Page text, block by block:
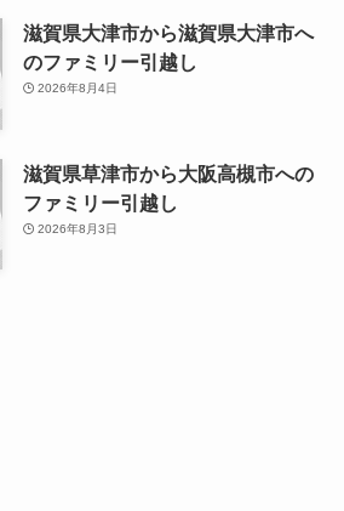
滋賀県大津市から滋賀県大津市へ
のファミリー引越し
2026年8月4日
滋賀県草津市から大阪高槻市への
ファミリー引越し
2026年8月3日